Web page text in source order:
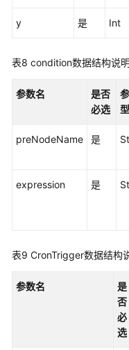
y 是 Int
表8 condition数据结构说明
参数名
是否
必选
型
preNodeName 是
expression 是
表9 CronTrigger数据结构
参数名
是
否
必
选